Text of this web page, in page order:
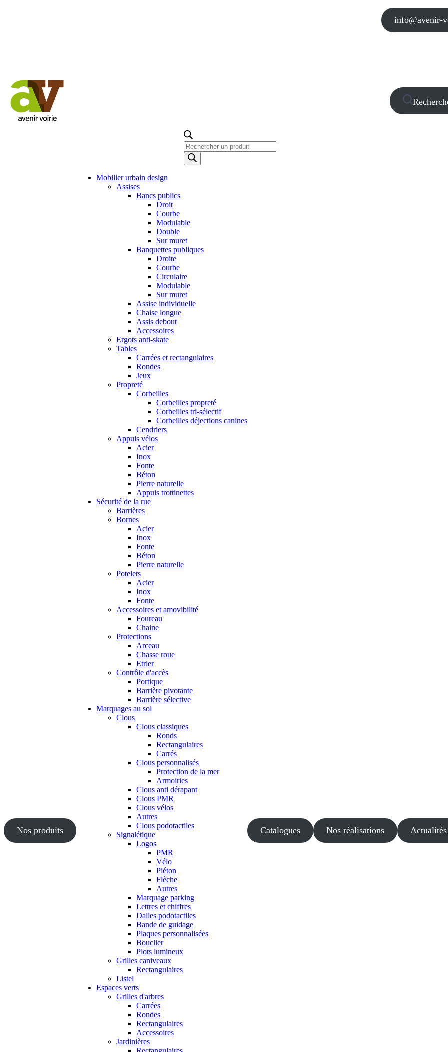
info@avenir-
Recherche
de
produits
Nos produits
Mobilier urbain design
Assises
Bancs publics
Droit
Courbe
Modulable
Double
Sur muret
Banquettes publiques
Droite
Courbe
Circulaire
Modulable
Sur muret
Assise individuelle
Chaise longue
Assis debout
Accessoires
Ergots anti-skate
Tables
Carrées et rectangulaires
Rondes
Jeux
Propreté
Corbeilles
Corbeilles propreté
Corbeilles tri-sélectif
Corbeilles déjections canines
Cendriers
Appuis vélos
Acier
Inox
Fonte
Béton
Pierre naturelle
Appuis trottinettes
Sécurité de la rue
Barrières
Bornes
Acier
Inox
Fonte
Béton
Pierre naturelle
Potelets
Acier
Inox
Fonte
Accessoires et amovibilité
Foureau
Chaine
Protections
Arceau
Chasse roue
Etrier
Contrôle d'accès
Portique
Barrière pivotante
Barrière sélective
Marquages au sol
Clous
Clous classiques
Ronds
Rectangulaires
Carrés
Clous personnalisés
Protection de la mer
Armoiries
Clous anti dérapant
Clous PMR
Clous vélos
Autres
Clous podotactiles
Signalétique
Logos
PMR
Vélo
Piéton
Flèche
Autres
Marquage parking
Lettres et chiffres
Dalles podotactiles
Bande de guidage
Plaques personnalisées
Bouclier
Plots lumineux
Grilles caniveaux
Rectangulaires
Listel
Espaces verts
Grilles d'arbres
Carrées
Rondes
Rectangulaires
Accessoires
Jardinières
Catalogues Nos réalisations Actualités